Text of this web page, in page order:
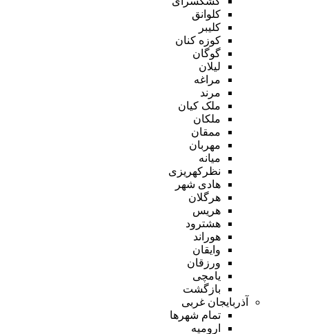
کلوانق
کلیبر
کوزه کنان
گوگان
لیلان
مراغه
مرند
ملک کیان
ملکان
ممقان
مهربان
میانه
نظرکهریزی
هادی شهر
هرگلان
هریس
هشترود
هوراند
وایقان
ورزقان
یامچی
بازگشت
آذربایجان غربی
تمام شهر‌ها
ارومیه